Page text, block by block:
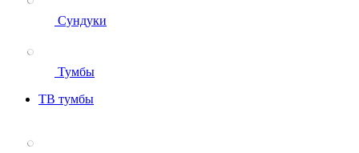
Сундуки
Тумбы
ТВ тумбы